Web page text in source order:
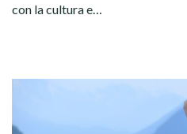
con la cultura e…